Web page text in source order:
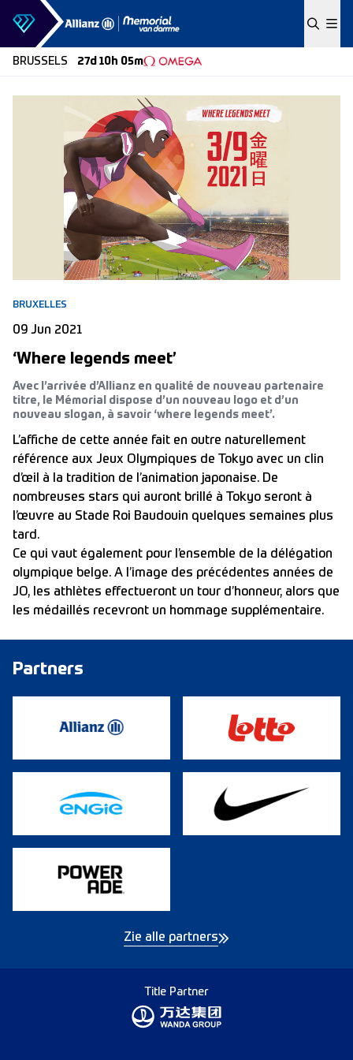
Skip to content
BRUSSELS 27d 10h 05m
BRUXELLES
09 Jun 2021
‘Where legends meet’
Avec l’arrivée d’Allianz en qualité de nouveau partenaire
titre, le Mémorial dispose d’un nouveau logo et d’un
nouveau slogan, à savoir ‘where legends meet’.
L’affiche de cette année fait en outre naturellement
référence aux Jeux Olympiques de Tokyo avec un clin
d’œil à la tradition de l’animation japonaise. De
nombreuses stars qui auront brillé à Tokyo seront à
l’œuvre au Stade Roi Baudouin quelques semaines plus
tard.
Ce qui vaut également pour l’ensemble de la délégation
olympique belge. A l’image des précédentes années de
JO, les athlètes effectueront un tour d’honneur, alors que
les médaillés recevront un hommage supplémentaire.
Partners
Zie alle partners
Title Partner